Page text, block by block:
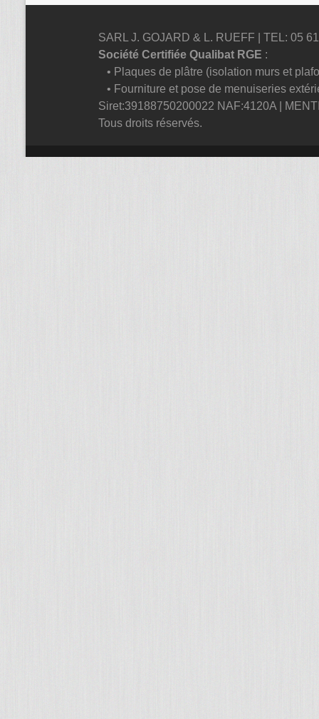
SARL J. GOJARD & L. RUEFF | TEL: 05
Société Certifiée Qualibat RGE :
• Plaques de plâtre (isolation murs et
• Fourniture et pose de menuiseries
Siret:39188750200022 NAF:4120A |
Tous droits réservés.